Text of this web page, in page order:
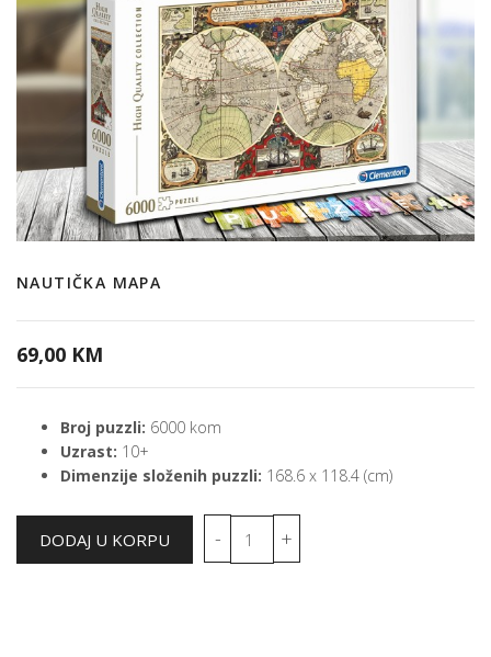
NAUTIČKA MAPA
69,00 KM
Broj puzzli: 6000 kom
Uzrast: 10+
Dimenzije složenih puzzli: 168.6 x 118.4 (cm)